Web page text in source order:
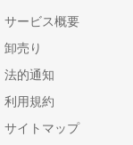
サービス概要
卸売り
法的通知
利用規約
サイトマップ